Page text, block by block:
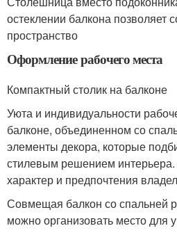
остеклении балкона позволяет
пространство
Оформление рабочего места
Компактный столик на балконе
Уюта и индивидуальности
балконе, объединенном со
элементы декора, которые
стилевым решением интерьера.
характер и предпочтения
Совмещая балкон со спальней
можно организовать место для